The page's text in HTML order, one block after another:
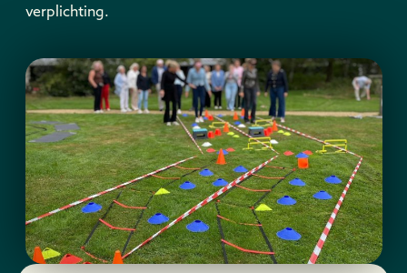
verplichting.